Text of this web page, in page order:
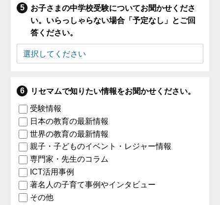
お子さまの中学校受験についてお聞かせくださ
い。いらっしゃらない場合「予定なし」とご回
答ください。
リセマムで知りたい情報をお聞かせください。
受験情報
日本の教育の最新情報
世界の教育の最新情報
親子・子どものイベント・レジャー情報
専門家・先生のコラム
ICT活用事例
著名人の子育て事例やインタビュー
その他